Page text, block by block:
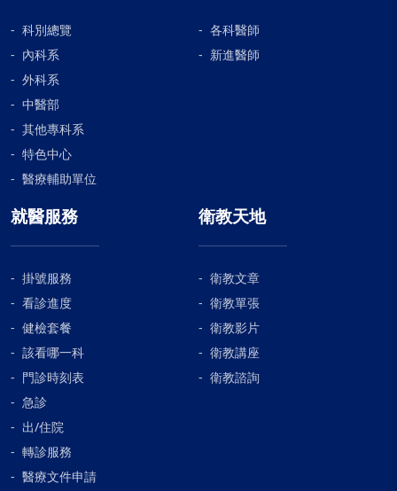
科別總覽
內科系
外科系
中醫部
其他專科系
特色中心
醫療輔助單位
各科醫師
新進醫師
就醫服務
掛號服務
看診進度
健檢套餐
該看哪一科
門診時刻表
急診
出/住院
轉診服務
醫療文件申請
衛教天地
衛教文章
衛教單張
衛教影片
衛教講座
衛教諮詢